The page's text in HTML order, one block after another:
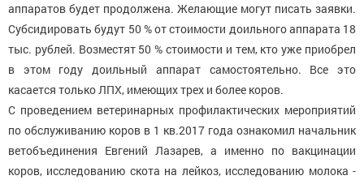
аппаратов будет продолжена. Желающие могут писать заявки.
Субсидировать будут 50 % от стоимости доильного аппарата 18
тыс. рублей. Возместят 50 % стоимости и тем, кто уже приобрел
в этом году доильный аппарат самостоятельно. Все это
касается только ЛПХ, имеющих трех и более коров.
С проведением ветеринарных профилактических мероприятий
по обслуживанию коров в 1 кв.2017 года ознакомил начальник
ветобъединения Евгений Лазарев, а именно по вакцинации
коров, исследованию скота на лейкоз, исследованию молока -